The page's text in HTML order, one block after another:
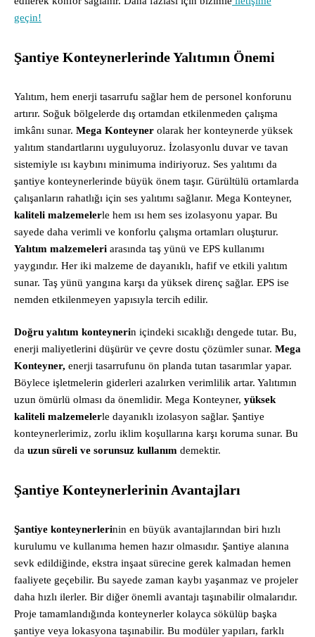
geçin!
Şantiye Konteynerlerinde Yalıtımın Önemi
Yalıtım, hem enerji tasarrufu sağlar hem de personel konforunu
artırır. Soğuk bölgelerde dış ortamdan etkilenmeden çalışma
imkânı sunar. Mega Konteyner olarak her konteynerde yüksek
yalıtım standartlarını uyguluyoruz. İzolasyonlu duvar ve tavan
sistemiyle ısı kaybını minimuma indiriyoruz. Ses yalıtımı da
şantiye konteynerlerinde büyük önem taşır. Gürültülü ortamlarda
çalışanların rahatlığı için ses yalıtımı sağlanır. Mega Konteyner,
kaliteli malzemelerle hem ısı hem ses izolasyonu yapar. Bu
sayede daha verimli ve konforlu çalışma ortamları oluşturur.
Yalıtım malzemeleri arasında taş yünü ve EPS kullanımı
yaygındır. Her iki malzeme de dayanıklı, hafif ve etkili yalıtım
sunar. Taş yünü yangına karşı da yüksek direnç sağlar. EPS ise
nemden etkilenmeyen yapısıyla tercih edilir.
Doğru yalıtım konteynerin içindeki sıcaklığı dengede tutar. Bu,
enerji maliyetlerini düşürür ve çevre dostu çözümler sunar. Mega
Konteyner, enerji tasarrufunu ön planda tutan tasarımlar yapar.
Böylece işletmelerin giderleri azalırken verimlilik artar. Yalıtımın
uzun ömürlü olması da önemlidir. Mega Konteyner, yüksek
kaliteli malzemelerle dayanıklı izolasyon sağlar. Şantiye
konteynerlerimiz, zorlu iklim koşullarına karşı koruma sunar. Bu
da uzun süreli ve sorunsuz kullanım demektir.
Şantiye Konteynerlerinin Avantajları
Şantiye konteynerlerinin en büyük avantajlarından biri hızlı
kurulumu ve kullanıma hemen hazır olmasıdır. Şantiye alanına
sevk edildiğinde, ekstra inşaat sürecine gerek kalmadan hemen
faaliyete geçebilir. Bu sayede zaman kaybı yaşanmaz ve projeler
daha hızlı ilerler. Bir diğer önemli avantajı taşınabilir olmalarıdır.
Proje tamamlandığında konteynerler kolayca sökülüp başka
şantiye veya lokasyona taşınabilir. Bu modüler yapıları, farklı